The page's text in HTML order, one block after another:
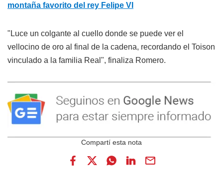
montaña favorito del rey Felipe VI
"Luce un colgante al cuello donde se puede ver el
vellocino de oro al final de la cadena, recordando el Toison
vinculado a la familia Real", finaliza Romero.